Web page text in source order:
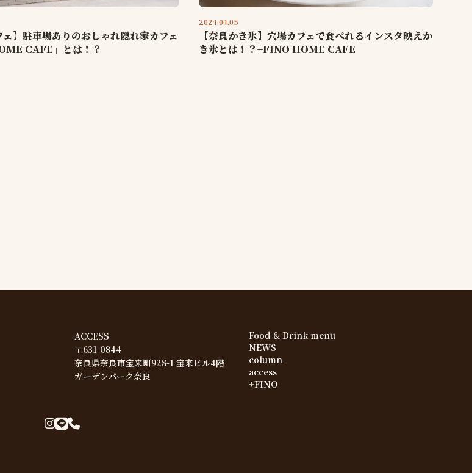
ェ】駐車場ありのおしゃれ隠れ家カフェ
CAFE」とは！？
2024.04.05
【奈良かき氷】穴場カフェで食べれるインスタ映えか
き氷とは！？+FINO HOME CAFE
ACCESS
〒631-0844
奈良県奈良市宝来町928-1 宝来ビル4階
ガーデンパーク奈良
Food & Drink menu
NEWS
column
access
+FINO